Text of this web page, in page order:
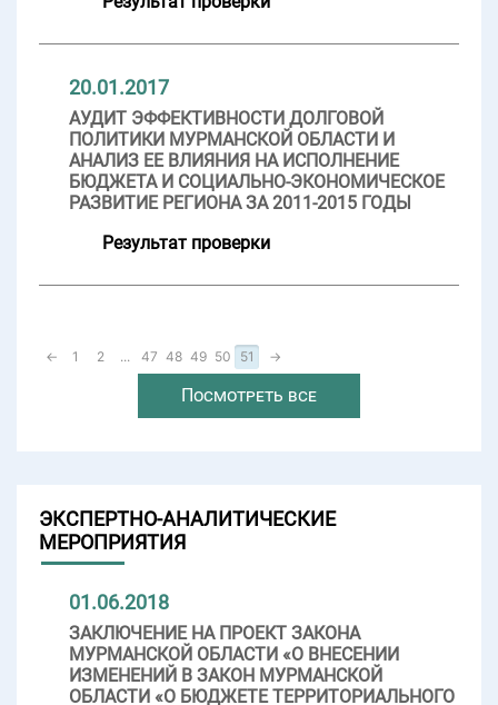
20.01.2017
АУДИТ ЭФФЕКТИВНОСТИ ДОЛГОВОЙ
ПОЛИТИКИ МУРМАНСКОЙ ОБЛАСТИ И
АНАЛИЗ ЕЕ ВЛИЯНИЯ НА ИСПОЛНЕНИЕ
БЮДЖЕТА И СОЦИАЛЬНО-ЭКОНОМИЧЕСКОЕ
РАЗВИТИЕ РЕГИОНА ЗА 2011-2015 ГОДЫ
Результат проверки
← 1 2 ... 47 48 49 50 51 →
Посмотреть все
ЭКСПЕРТНО-АНАЛИТИЧЕСКИЕ
МЕРОПРИЯТИЯ
01.06.2018
ЗАКЛЮЧЕНИЕ НА ПРОЕКТ ЗАКОНА
МУРМАНСКОЙ ОБЛАСТИ «О ВНЕСЕНИИ
ИЗМЕНЕНИЙ В ЗАКОН МУРМАНСКОЙ
ОБЛАСТИ «О БЮДЖЕТЕ ТЕРРИТОРИАЛЬНОГО